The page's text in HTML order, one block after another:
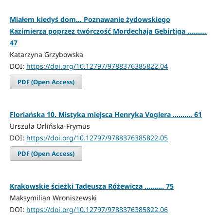
Miałem kiedyś dom… Poznawanie żydowskiego
Kazimierza poprzez twórczość Mordechaja Gebirtiga ..........
47
Katarzyna Grzybowska
DOI: https://doi.org/10.12797/9788376385822.04
PDF (Open Access)
Floriańska 10. Mistyka miejsca Henryka Voglera .......... 61
Urszula Orlińska-Frymus
DOI: https://doi.org/10.12797/9788376385822.05
PDF (Open Access)
Krakowskie ścieżki Tadeusza Różewicza .......... 75
Maksymilian Wroniszewski
DOI: https://doi.org/10.12797/9788376385822.06